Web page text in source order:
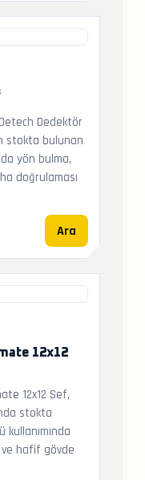
Dedektör
stokta bulunan
yön bulma,
doğrulaması
Ara
12x12
12x12 Sef,
stokta
ve hafif gövde